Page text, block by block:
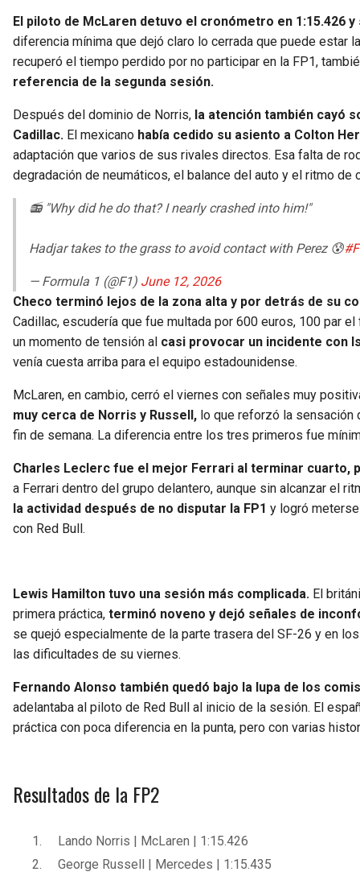
El piloto de McLaren detuvo el cronómetro en 1:15.426
diferencia mínima que dejó claro lo cerrada que puede estar
recuperó el tiempo perdido por no participar en la FP1,
referencia de la segunda sesión.
Después del dominio de Norris, la atención también cayó
Cadillac. El mexicano había cedido su asiento a Colton
adaptación que varios de sus rivales directos. Esa falta de
degradación de neumáticos, el balance del auto y el ritmo de
📻 "Why did he do that? I nearly crashed into him!"
Hadjar takes to the grass to avoid contact with Perez 😰
— Formula 1 (@F1) June 12, 2026
Checo terminó lejos de la zona alta y por detrás de su
Cadillac, escudería que fue multada por 600 euros, 100 par
un momento de tensión al casi provocar un incidente con
venía cuesta arriba para el equipo estadounidense.
McLaren, en cambio, cerró el viernes con señales muy
muy cerca de Norris y Russell, lo que reforzó la sensación
fin de semana. La diferencia entre los tres primeros fue
Charles Leclerc fue el mejor Ferrari al terminar cuarto,
a Ferrari dentro del grupo delantero, aunque sin alcanzar el
la actividad después de no disputar la FP1 y logró
con Red Bull.
Lewis Hamilton tuvo una sesión más complicada. El
primera práctica, terminó noveno y dejó señales de
se quejó especialmente de la parte trasera del SF-26 y en
las dificultades de su viernes.
Fernando Alonso también quedó bajo la lupa de los
adelantaba al piloto de Red Bull al inicio de la sesión. El
práctica con poca diferencia en la punta, pero con varias
Resultados de la FP2
Lando Norris | McLaren | 1:15.426
George Russell | Mercedes | 1:15.435